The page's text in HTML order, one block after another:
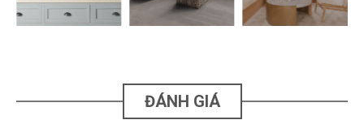
ĐÁNH GIÁ